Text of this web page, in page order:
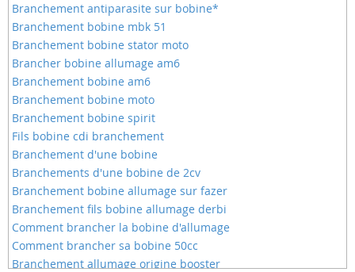
Branchement antiparasite sur bobine*
Branchement bobine mbk 51
Branchement bobine stator moto
Brancher bobine allumage am6
Branchement bobine am6
Branchement bobine moto
Branchement bobine spirit
Fils bobine cdi branchement
Branchement d'une bobine
Branchements d'une bobine de 2cv
Branchement bobine allumage sur fazer
Branchement fils bobine allumage derbi
Comment brancher la bobine d'allumage
Comment brancher sa bobine 50cc
Branchement allumage origine booster